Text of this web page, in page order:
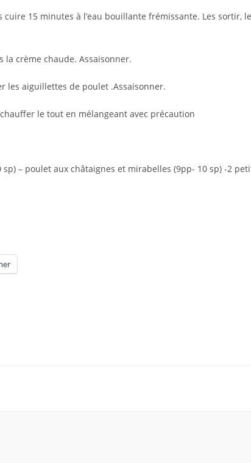
15 minutes à l’eau bouillante frémissante. Les sortir,
la crème chaude. Assaisonner.
les aiguillettes de poulet .Assaisonner.
le tout en mélangeant avec précaution
– poulet aux châtaignes et mirabelles (9pp- 10 sp) -2